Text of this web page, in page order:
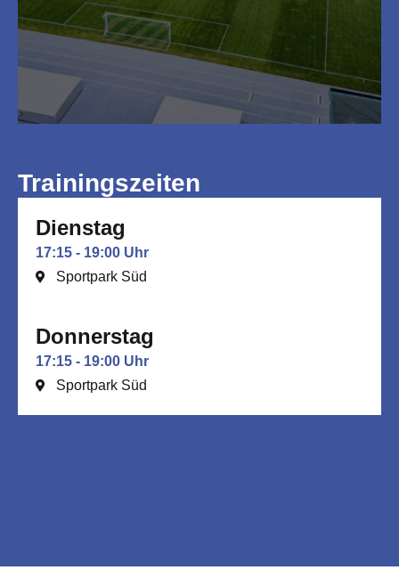
Trainingszeiten
Dienstag
17:15 - 19:00 Uhr
Sportpark Süd
Donnerstag
17:15 - 19:00 Uhr
Sportpark Süd